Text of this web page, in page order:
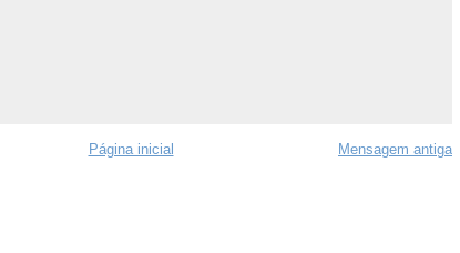
Mensagem antiga
Página inicial